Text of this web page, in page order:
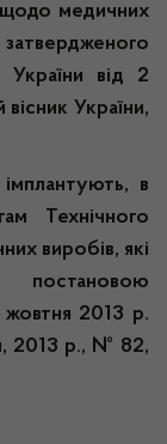
щодо медичних
України від 2
вісник України,
в
Технічного
виробів, які
постановою
жовтня 2013 р.
2013 р., № 82,